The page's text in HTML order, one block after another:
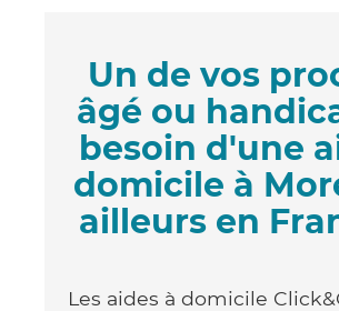
Un de vos
âgé ou
besoin d'une
domicile à
ailleurs en
Les aides à domicile